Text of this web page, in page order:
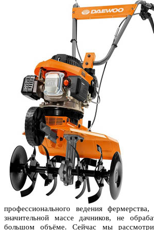
профессионального ведения
значительной массе дачников, не
большом объёме. Сейчас мы